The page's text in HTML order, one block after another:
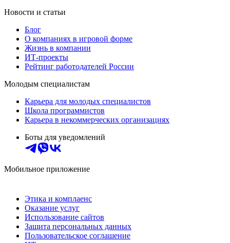
Новости и статьи
Блог
О компаниях в игровой форме
Жизнь в компании
ИТ-проекты
Рейтинг работодателей России
Молодым специалистам
Карьера для молодых специалистов
Школа программистов
Карьера в некоммерческих организациях
Боты для уведомлений
Мобильное приложение
Этика и комплаенс
Оказание услуг
Использование сайтов
Защита персональных данных
Пользовательское соглашение